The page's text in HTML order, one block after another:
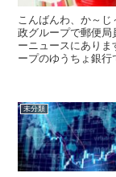
こんばんわ、か～
政グループで郵便局
ーニュースにあり
ープのゆうちょ銀行
未分類